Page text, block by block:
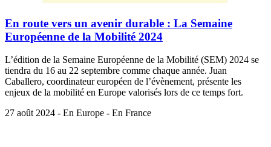
En route vers un avenir durable : La Semaine
Européenne de la Mobilité 2024
L’édition de la Semaine Européenne de la Mobilité (SEM) 2024 se
tiendra du 16 au 22 septembre comme chaque année. Juan
Caballero, coordinateur européen de l’évènement, présente les
enjeux de la mobilité en Europe valorisés lors de ce temps fort.
27 août 2024 - En Europe - En France